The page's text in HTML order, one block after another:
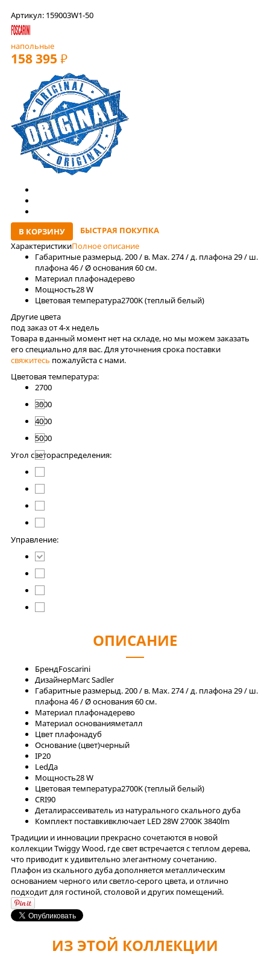
Артикул: 159003W1-50
напольные
158 395 РУБ
В КОРЗИНУ
БЫСТРАЯ ПОКУПКА
ХарактеристикиПолное описание
Габаритные размерыд. 200 / в. Max. 274 / д. плафона 29 / ш.
плафона 46 / Ø основания 60 см.
Материал плафонадерево
Мощность28 W
Цветовая температура2700K (теплый белый)
Другие цвета
под заказ от 4-x недель
Товара в данный момент нет на складе, но мы можем заказать
его специально для вас. Для уточнения срока поставки
свяжитесь пожалуйста с нами.
Цветовая температура:
2700
3000
4000
5000
Угол светораспределения:
Управление:
ОПИСАНИЕ
БрендFoscarini
ДизайнерMarc Sadler
Габаритные размерыд. 200 / в. Max. 274 / д. плафона 29 / ш.
плафона 46 / Ø основания 60 см.
Материал плафонадерево
Материал основанияметалл
Цвет плафонадуб
Основание (цвет)черный
IP20
LedДа
Мощность28 W
Цветовая температура2700K (теплый белый)
CRI90
Деталирассеиватель из натурального скального дуба
Комплект поставкивключает LED 28W 2700K 3840lm
Традиции и инновации прекрасно сочетаются в новой
коллекции Twiggy Wood, где свет встречается с теплом дерева,
что приводит к удивительно элегантному сочетанию.
Плафон из скального дуба дополняется металлическим
основанием черного или светло-серого цвета, и отлично
подходит для гостиной, столовой и других помещений.
ИЗ ЭТОЙ КОЛЛЕКЦИИ